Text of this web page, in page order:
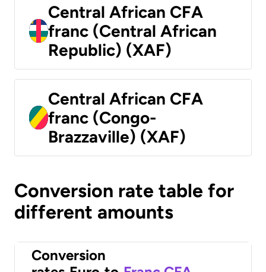
Central African CFA
franc (Central African
Republic) (XAF)
Central African CFA
franc (Congo-
Brazzaville) (XAF)
Conversion rate table for
different amounts
Conversion